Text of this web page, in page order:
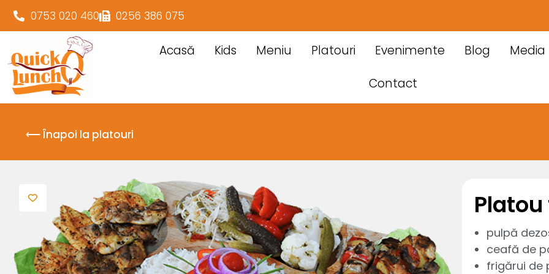
0753 020 460 0256 386 075
Acasă Kids Meniu Platouri Evenimente Blog Media
Contact
⟵ Înapoi la platouri
pulpă
ceafă de
frigărui de